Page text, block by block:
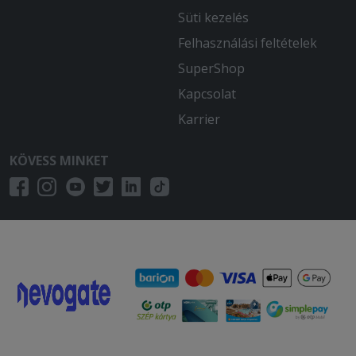
A menü, a tál és a palacsinta is isteni
2025-10-29 - Anett:
Ìzre finom volt a gyros, a
sajnos a két darab ezersziget öntetet
2025-09-19 - Katalin:
Nagyon finom volt! Köszönjük szépen!
Süti kezelés
Felhasználási feltételek
SuperShop
Kapcsolat
Karrier
KÖVESS MINKET